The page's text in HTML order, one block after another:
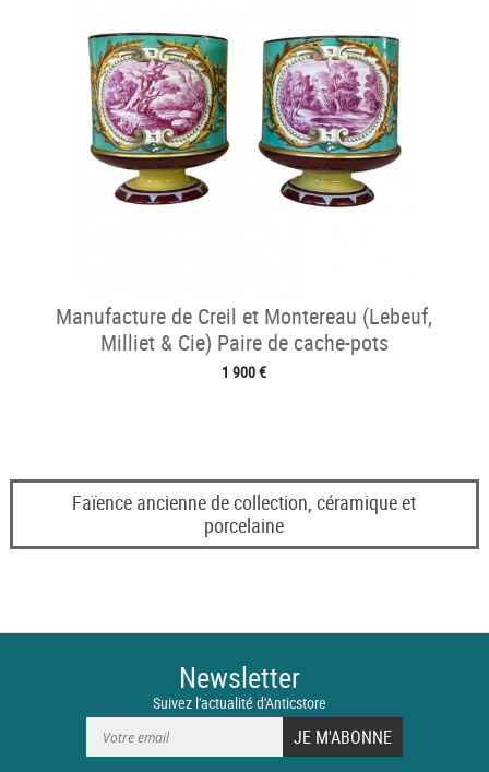
Manufacture de Creil et Montereau (Lebeuf,
Milliet & Cie) Paire de cache-pots
1 900 €
Faïence ancienne de collection, céramique et
porcelaine
Newsletter
Suivez l'actualité d'Anticstore